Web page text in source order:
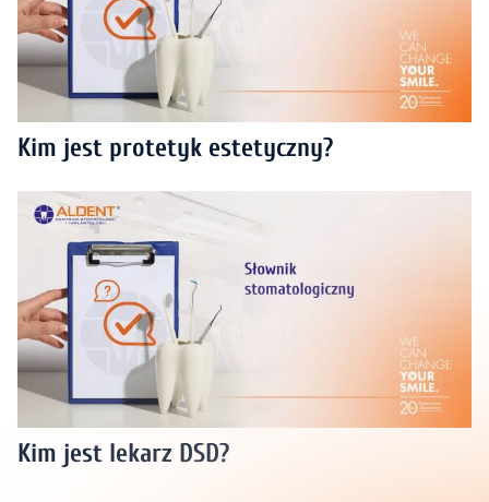
Kim jest protetyk estetyczny?
Kim jest lekarz DSD?